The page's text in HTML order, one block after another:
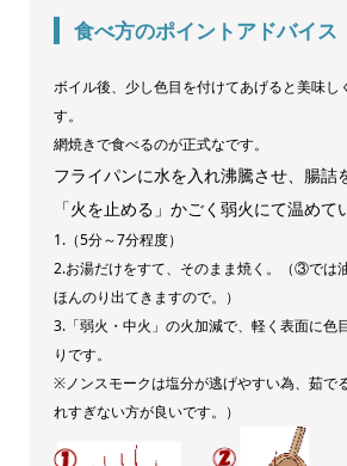
食べ方のポイントアドバイス
ボイル後、少し色目を付けてあげると美味し
す。
網焼きで食べるのが正式なです。
フライパンに水を入れ沸騰させ、腸詰
「火を止める」かごく弱火にて温めて
1.（5分～7分程度）
2.お湯だけをすて、そのまま焼く。（③では
ほんのり出てきますので。）
3.「弱火・中火」の火加減で、軽く表面に色
りです。
※ノンスモークは塩分が逃げやすい為、茹で
れすぎない方が良いです。）